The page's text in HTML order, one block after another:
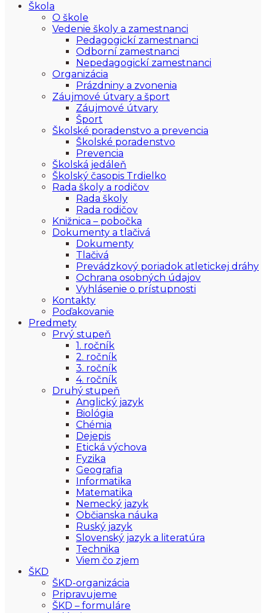
Škola
O škole
Vedenie školy a zamestnanci
Pedagogickí zamestnanci
Odborní zamestnanci
Nepedagogickí zamestnanci
Organizácia
Prázdniny a zvonenia
Záujmové útvary a šport
Záujmové útvary
Šport
Školské poradenstvo a prevencia
Školské poradenstvo
Prevencia
Školská jedáleň
Školský časopis Trdielko
Rada školy a rodičov
Rada školy
Rada rodičov
Knižnica – pobočka
Dokumenty a tlačivá
Dokumenty
Tlačivá
Prevádzkový poriadok atletickej dráhy
Ochrana osobných údajov
Vyhlásenie o prístupnosti
Kontakty
Poďakovanie
Predmety
Prvý stupeň
1. ročník
2. ročník
3. ročník
4. ročník
Druhý stupeň
Anglický jazyk
Biológia
Chémia
Dejepis
Etická výchova
Fyzika
Geografia
Informatika
Matematika
Nemecký jazyk
Občianska náuka
Ruský jazyk
Slovenský jazyk a literatúra
Technika
Viem čo zjem
ŠKD
ŠKD-organizácia
Pripravujeme
ŠKD – formuláre